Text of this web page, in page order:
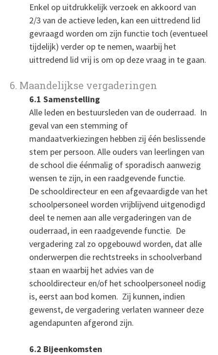
Enkel op uitdrukkelijk verzoek en akkoord van
2/3 van de actieve leden, kan een uittredend lid
gevraagd worden om zijn functie toch (eventueel
tijdelijk) verder op te nemen, waarbij het
uittredend lid vrij is om op deze vraag in te gaan.
6. Maandelijkse vergaderingen
6.1 Samenstelling
Alle leden en bestuursleden van de ouderraad. In
geval van een stemming of
mandaatverkiezingen hebben zij één beslissende
stem per persoon. Alle ouders van leerlingen van
de school die éénmalig of sporadisch aanwezig
wensen te zijn, in een raadgevende functie.
De schooldirecteur en een afgevaardigde van het
schoolpersoneel worden vrijblijvend uitgenodigd
deel te nemen aan alle vergaderingen van de
ouderraad, in een raadgevende functie. De
vergadering zal zo opgebouwd worden, dat alle
onderwerpen die rechtstreeks in schoolverband
staan en waarbij het advies van de
schooldirecteur en/of het schoolpersoneel nodig
is, eerst aan bod komen. Zij kunnen, indien
gewenst, de vergadering verlaten wanneer deze
agendapunten afgerond zijn.
6.2 Bijeenkomsten